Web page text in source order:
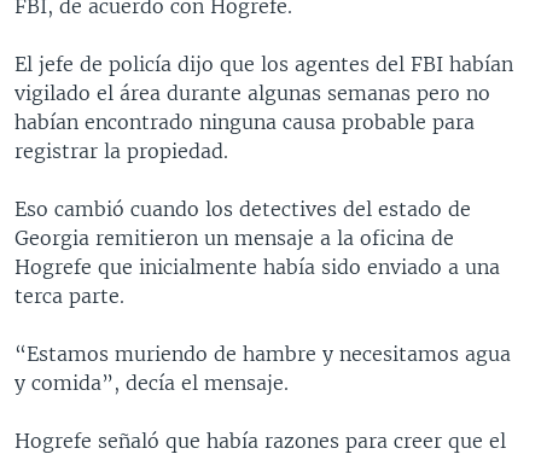
FBI, de acuerdo con Hogrefe.
El jefe de policía dijo que los agentes del FBI habían
vigilado el área durante algunas semanas pero no
habían encontrado ninguna causa probable para
registrar la propiedad.
Eso cambió cuando los detectives del estado de
Georgia remitieron un mensaje a la oficina de
Hogrefe que inicialmente había sido enviado a una
terca parte.
“Estamos muriendo de hambre y necesitamos agua
y comida”, decía el mensaje.
Hogrefe señaló que había razones para creer que el